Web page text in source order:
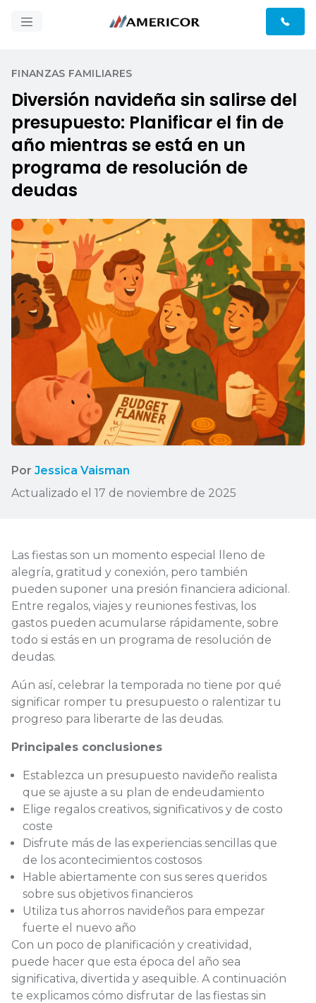
FINANZAS FAMILIARES
Diversión navideña sin salirse del
presupuesto: Planificar el fin de
año mientras se está en un
programa de resolución de
deudas
Por Jessica Vaisman
Actualizado el 17 de noviembre de 2025
Las fiestas son un momento especial lleno de
alegría, gratitud y conexión, pero también
pueden suponer una presión financiera adicional.
Entre regalos, viajes y reuniones festivas, los
gastos pueden acumularse rápidamente, sobre
todo si estás en un programa de resolución de
deudas.
Aún así, celebrar la temporada no tiene por qué
significar romper tu presupuesto o ralentizar tu
progreso para liberarte de las deudas.
Principales conclusiones
Establezca un presupuesto navideño realista
que se ajuste a su plan de endeudamiento
Elige regalos creativos, significativos y de costo
coste
Disfrute más de las experiencias sencillas que
de los acontecimientos costosos
Hable abiertamente con sus seres queridos
sobre sus objetivos financieros
Utiliza tus ahorros navideños para empezar
fuerte el nuevo año
Con un poco de planificación y creatividad,
puede hacer que esta época del año sea
significativa, divertida y asequible. A continuación
te explicamos cómo disfrutar de las fiestas sin